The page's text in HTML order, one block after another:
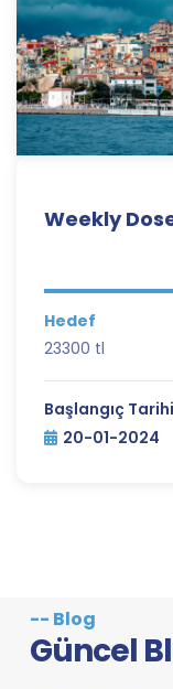
Weekly
Hedef
23300 tl
Başlangıç Tarihi
20-01-2024
-- Blog
Güncel